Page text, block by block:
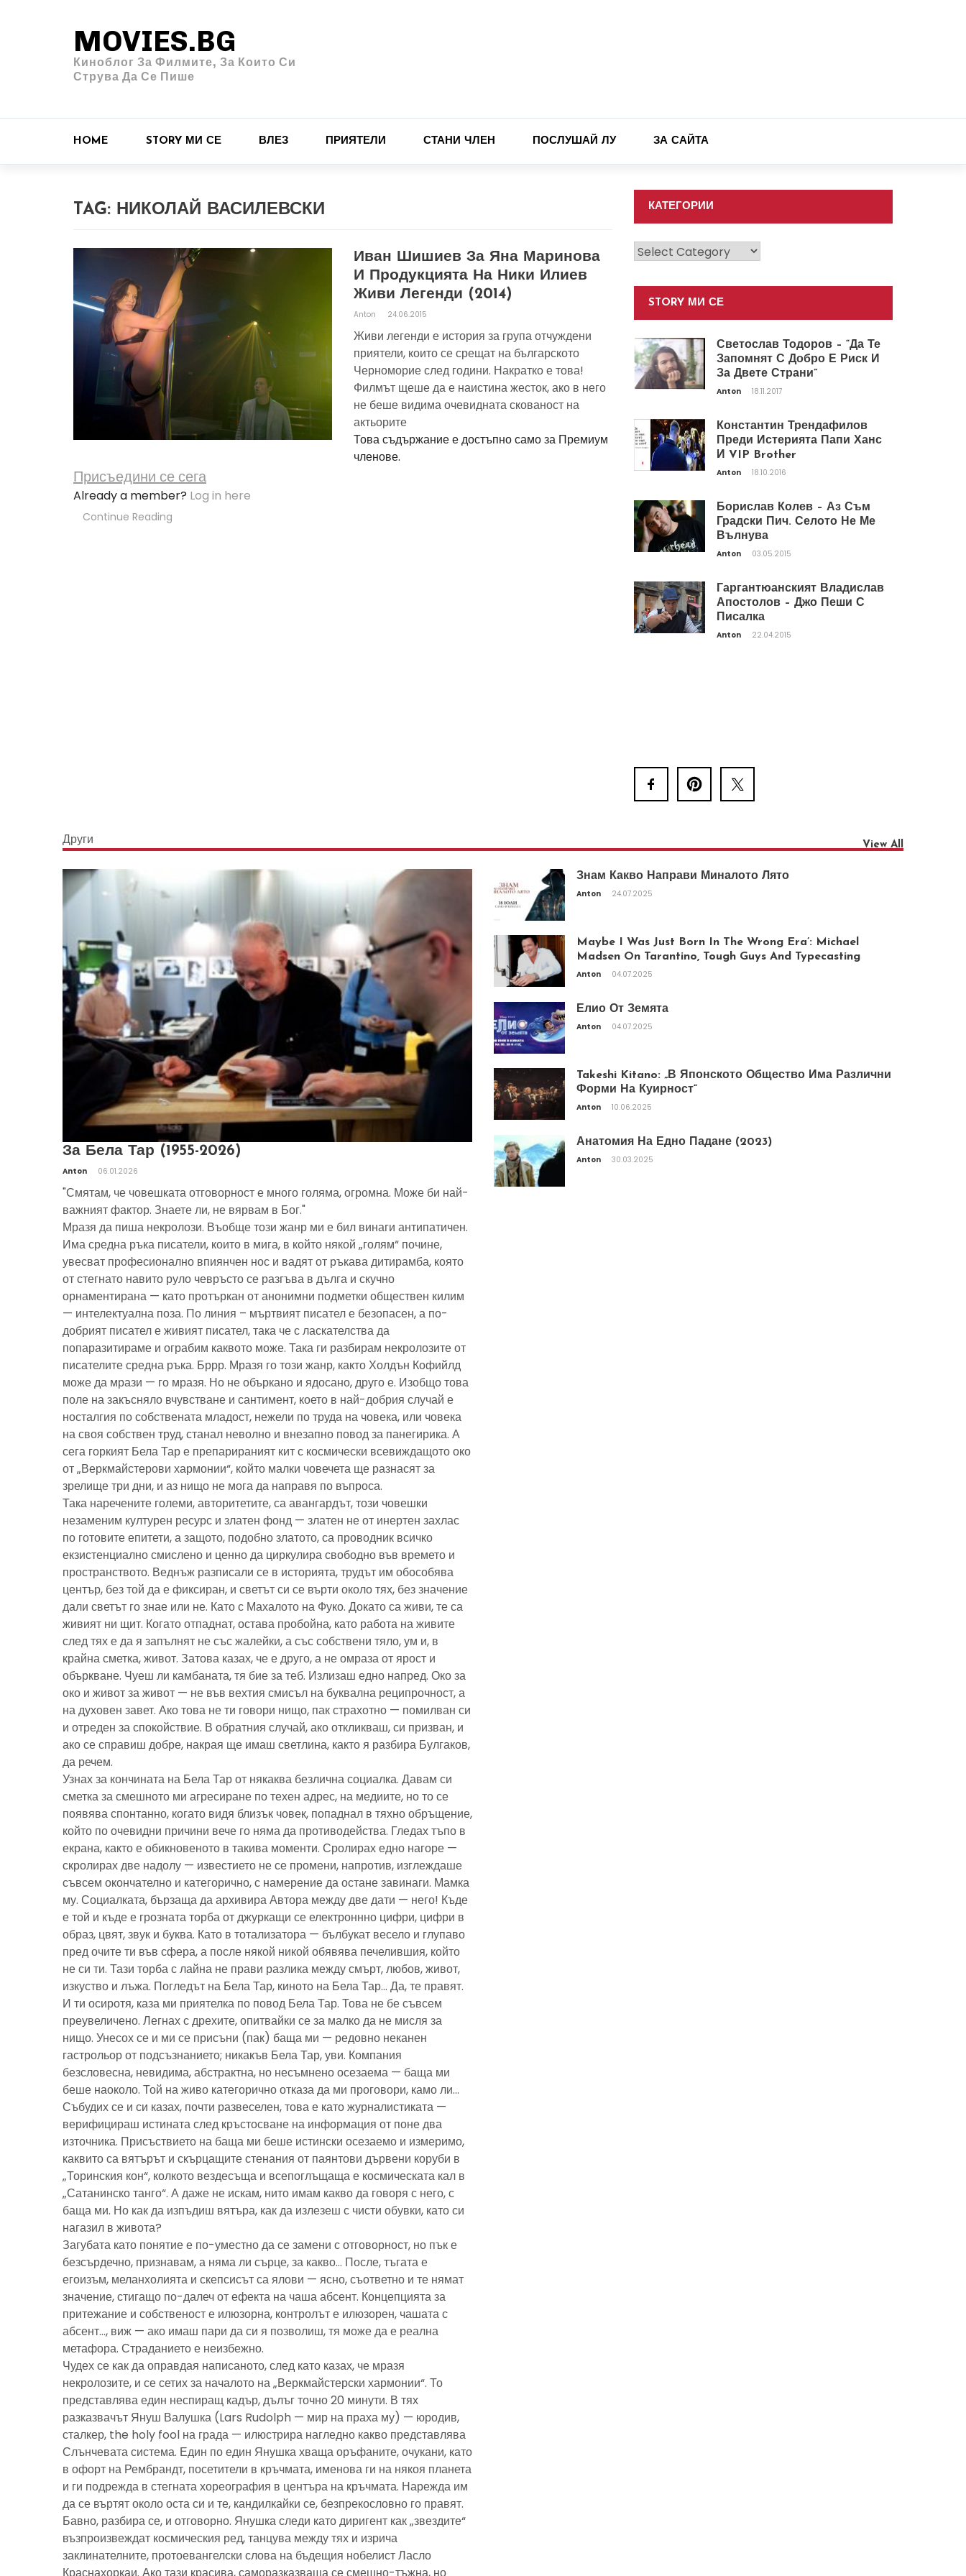
MOVIES.BG
Киноблог За Филмите, За Които Си
Струва Да Се Пише
HOME STORY МИ СЕ ВЛЕЗ ПРИЯТЕЛИ СТАНИ ЧЛЕН ПОСЛУШАЙ ЛУ ЗА САЙТА
TAG: НИКОЛАЙ ВАСИЛЕВСКИ
Иван Шишиев За Яна Маринова
И Продукцията На Ники Илиев
Живи Легенди (2014)
Anton 24.06.2015
Живи легенди е история за група отчуждени
приятели, които се срещат на българското
Черноморие след години. Накратко е това!
Филмът щеше да е наистина жесток, ако в него
не беше видима очевидната скованост на
актьорите
Това съдържание е достъпно само за Премиум
членове.
Присъедини се сега
Already a member? Log in here
Continue Reading
КАТЕГОРИИ
Категории
STORY МИ СЕ
Светослав Тодоров – “Да Те
Запомнят С Добро Е Риск И
За Двете Страни”
Anton 18.11.2017
Константин Трендафилов
Преди Истерията Папи Ханс
И VIP Brother
Anton 18.10.2016
Борислав Колев – Аз Съм
Градски Пич. Селото Не Ме
Вълнува
Anton 03.05.2015
Гаргантюанският Владислав
Апостолов – Джо Пеши С
Писалка
Anton 22.04.2015
Други View All
За Бела Тар (1955-2026)
Anton 06.01.2026
"Смятам, че човешката отговорност е много голяма, огромна. Може би най-
важният фактор. Знаете ли, не вярвам в Бог."
Мразя да пиша некролози. Въобще този жанр ми е бил винаги антипатичен.
Има средна ръка писатели, които в мига, в който някой „голям“ почине,
увесват професионално впиянчен нос и вадят от ръкава дитирамба, която
от стегнато навито руло чевръсто се разгъва в дълга и скучно
орнаментирана — като протъркан от анонимни подметки обществен килим
— интелектуална поза. По линия – мъртвият писател е безопасен, а по-
добрият писател е живият писател, така че с ласкателства да
попаразитираме и ограбим каквото може. Така ги разбирам некролозите от
писателите средна ръка. Бррр. Мразя го този жанр, както Холдън Кофийлд
може да мрази — го мразя. Но не объркано и ядосано, друго е. Изобщо това
поле на закъсняло вчувстване и сантимент, което в най-добрия случай е
носталгия по собствената младост, нежели по труда на човека, или човека
на своя собствен труд, станал неволно и внезапно повод за панегирика. А
сега горкият Бела Тар е препарираният кит с космически всевиждащото око
от „Веркмайстерови хармонии“, който малки човечета ще разнасят за
зрелище три дни, и аз нищо не мога да направя по въпроса.
Така наречените големи, авторитетите, са авангардът, този човешки
незаменим културен ресурс и златен фонд — златен не от инертен захлас
по готовите епитети, а защото, подобно златото, са проводник всичко
екзистенциално смислено и ценно да циркулира свободно във времето и
пространството. Веднъж разписали се в историята, трудът им обособява
център, без той да е фиксиран, и светът си се върти около тях, без значение
дали светът го знае или не. Като с Махалото на Фуко. Докато са живи, те са
живият ни щит. Когато отпаднат, остава пробойна, като работа на живите
след тях е да я запълнят не със жалейки, а със собствени тяло, ум и, в
крайна сметка, живот. Затова казах, че е друго, а не омраза от ярост и
объркване. Чуеш ли камбаната, тя бие за теб. Излизаш едно напред. Око за
око и живот за живот — не във вехтия смисъл на буквална реципрочност, а
на духовен завет. Ако това не ти говори нищо, пак страхотно — помилван си
и отреден за спокойствие. В обратния случай, ако откликваш, си призван, и
ако се справиш добре, накрая ще имаш светлина, както я разбира Булгаков,
да речем.
Узнах за кончината на Бела Тар от някаква безлична социалка. Давам си
сметка за смешното ми агресиране по техен адрес, на медиите, но то се
появява спонтанно, когато видя близък човек, попаднал в тяхно обръщение,
който по очевидни причини вече го няма да противодейства. Гледах тъпо в
екрана, както е обикновеното в такива моменти. Сролирах едно нагоре —
скролирах две надолу — известието не се промени, напротив, изглеждаше
съвсем окончателно и категорично, с намерение да остане завинаги. Мамка
му. Социалката, бързаща да архивира Автора между две дати — него! Къде
е той и къде е грозната торба от джуркащи се електроннно цифри, цифри в
образ, цвят, звук и буква. Като в тотализатора — бълбукат весело и глупаво
пред очите ти във сфера, а после някой никой обявява печелившия, който
не си ти. Тази торба с лайна не прави разлика между смърт, любов, живот,
изкуство и лъжа. Погледът на Бела Тар, киното на Бела Тар… Да, те правят.
И ти осиротя, каза ми приятелка по повод Бела Тар. Това не бе съвсем
преувеличено. Легнах с дрехите, опитвайки се за малко да не мисля за
нищо. Унесох се и ми се присъни (пак) баща ми — редовно неканен
гастрольор от подсъзнанието; никакъв Бела Тар, уви. Компания
безсловесна, невидима, абстрактна, но несъмнено осезаема — баща ми
беше наоколо. Той на живо категорично отказа да ми проговори, камо ли…
Събудих се и си казах, почти развеселен, това е като журналистиката —
верифицираш истината след кръстосване на информация от поне два
източника. Присъствието на баща ми беше истински осезаемо и измеримо,
каквито са вятърът и скърцащите стенания от паянтови дървени коруби в
„Торинския кон“, колкото вездесъща и всепоглъщаща е космическата кал в
„Сатанинско танго“. А даже не искам, нито имам какво да говоря с него, с
баща ми. Но как да изпъдиш вятъра, как да излезеш с чисти обувки, като си
нагазил в живота?
Загубата като понятие е по-уместно да се замени с отговорност, но пък е
безсърдечно, признавам, а няма ли сърце, за какво… После, тъгата е
егоизъм, меланхолията и скепсисът са ялови — ясно, съответно и те нямат
значение, стигащо по-далеч от ефекта на чаша абсент. Концепцията за
притежание и собственост е илюзорна, контролът е илюзорен, чашата с
абсент…, виж — ако имаш пари да си я позволиш, тя може да е реална
метафора. Страданието е неизбежно.
Чудех се как да оправдая написаното, след като казах, че мразя
некролозите, и се сетих за началото на „Веркмайстерски хармонии“. То
представлява един неспиращ кадър, дълъг точно 20 минути. В тях
разказвачът Януш Валушка (Lars Rudolph — мир на праха му) — юродив,
сталкер, the holy fool на града — илюстрира нагледно какво представлява
Слънчевата система. Един по един Янушка хваща оръфаните, очукани, като
в офорт на Рембрандт, посетители в кръчмата, именова ги на някоя планета
и ги подрежда в стегната хореография в центъра на кръчмата. Нарежда им
да се въртят около оста си и те, кандилкайки се, безпрекословно го правят.
Бавно, разбира се, и отговорно. Янушка следи като диригент как „звездите“
възпроизвеждат космическия ред, танцува между тях и изрича
заклинателните, протоевангелски слова на бъдещия нобелист Ласло
Знам Какво Направи Миналото Лято
Anton 24.07.2025
Maybe I Was Just Born In The Wrong Era’: Michael
Madsen On Tarantino, Tough Guys And Typecasting
Anton 04.07.2025
Елио От Земята
Anton 04.07.2025
Takeshi Kitano: „В Японското Общество Има Различни
Форми На Куирност“
Anton 10.06.2025
Анатомия На Едно Падане (2023)
Anton 30.03.2025